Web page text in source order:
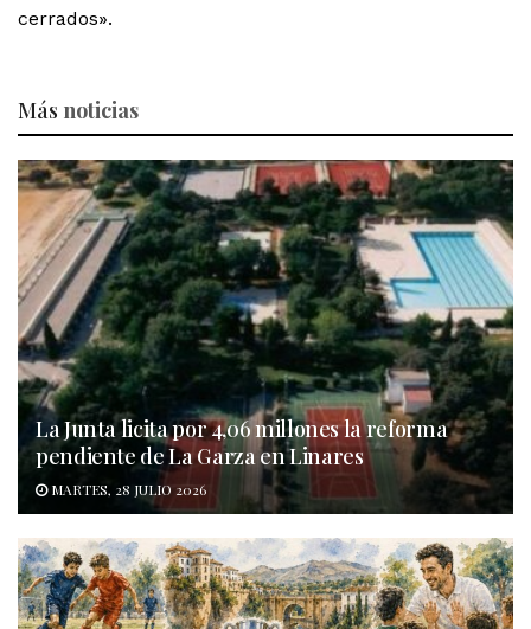
cerrados».
Más noticias
La Junta licita por 4,06 millones la reforma
pendiente de La Garza en Linares
MARTES, 28 JULIO 2026